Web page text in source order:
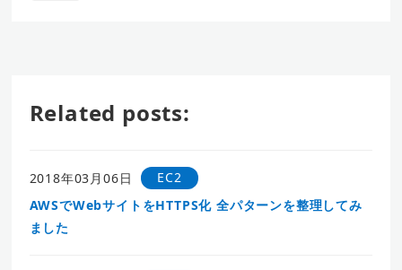
Related posts:
2018年03月06日
EC2
AWSでWebサイトをHTTPS化 全パターンを整理してみ
ました